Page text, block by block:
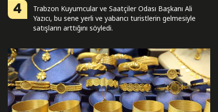
4
Trabzon Kuyumcular ve Saatçiler Odası Başkanı Ali
Yazıcı, bu sene yerli ve yabancı turistlerin gelmesiyle
satışların arttığını söyledi.